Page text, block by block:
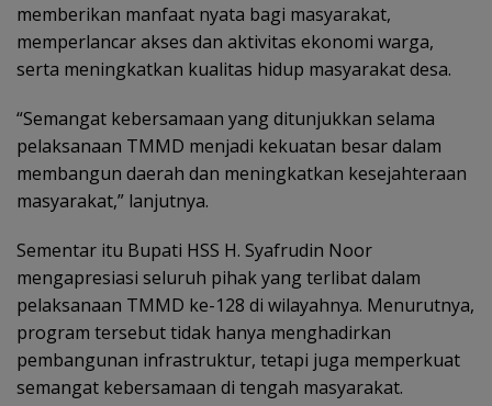
memberikan manfaat nyata bagi masyarakat,
memperlancar akses dan aktivitas ekonomi warga,
serta meningkatkan kualitas hidup masyarakat desa.
“Semangat kebersamaan yang ditunjukkan selama
pelaksanaan TMMD menjadi kekuatan besar dalam
membangun daerah dan meningkatkan kesejahteraan
masyarakat,” lanjutnya.
Sementar itu Bupati HSS H. Syafrudin Noor
mengapresiasi seluruh pihak yang terlibat dalam
pelaksanaan TMMD ke-128 di wilayahnya. Menurutnya,
program tersebut tidak hanya menghadirkan
pembangunan infrastruktur, tetapi juga memperkuat
semangat kebersamaan di tengah masyarakat.